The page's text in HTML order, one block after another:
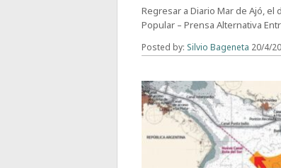
Regresar a Diario Mar de Ajó, el
Popular – Prensa Alternativa
Posted by: Silvio Bageneta 20/4/